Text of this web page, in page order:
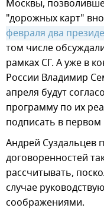
Москвы,
"дорожных карт"
февраля два
том числе
рамках СГ. А уже в
России Владимир
апреля будут
программу по их
подписать в первом
Андрей Суздальцев
договоренностей
рассчитывать,
случае
соображениями.